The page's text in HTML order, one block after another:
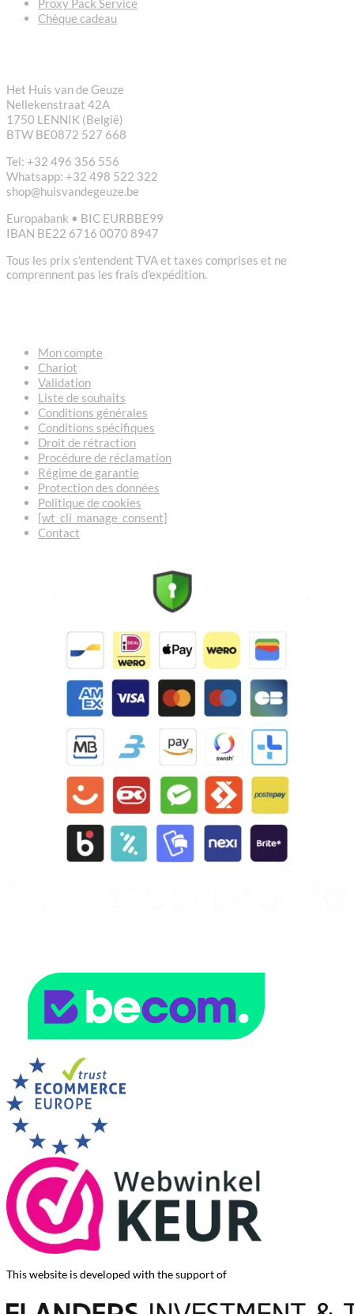
Proxy Pack Service
Chèque cadeau
Het Huis van de Geuze
Nellekenstraat 42A
1750 LENNIK (België)
BTW BE0872 527 668
Tel: +32 496 356 556
Whatsapp: +32 498 522 322
shop@huisvandegeuze.be
Europabank • BIC EURBBE99
IBAN BE22 6716 0070 8947
Tous les prix s'entendent TVA et taxes comprises et ne
comprennent pas les frais d'expédition.
Mon compte
Chariot
Validation
Liste de souhaits
Conditions générales
Conditions spécifiques
Droit de rétraction
Procédure de réclamation
Régime de garantie
Protection des données
Politique de cookies
[wt_cli_manage_consent]
Contact
This website is developed with the support of